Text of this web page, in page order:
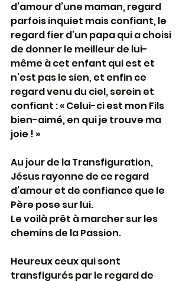
d’amour d’une maman, regard
parfois inquiet mais confiant, le
regard fier d’un papa qui a choisi
de donner le meilleur de lui-
même à cet enfant qui est et
n’est pas le sien, et enfin ce
regard venu du ciel, serein et
confiant : « Celui-ci est mon Fils
bien-aimé, en qui je trouve ma
joie ! »
Au jour de la Transfiguration,
Jésus rayonne de ce regard
d’amour et de confiance que le
Père pose sur lui.
Le voilà prêt à marcher sur les
chemins de la Passion.
Heureux ceux qui sont
transfigurés par le regard de